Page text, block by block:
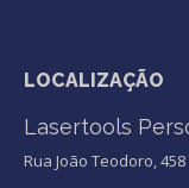
LOCALIZAÇÃO
Lasertools
Rua João Teodoro, 458